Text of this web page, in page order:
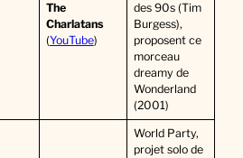
The
Charlatans
(YouTube)
des 90s (Tim
Burgess),
proposent ce
morceau
dreamy de
Wonderland
(2001)
World Party,
projet solo de